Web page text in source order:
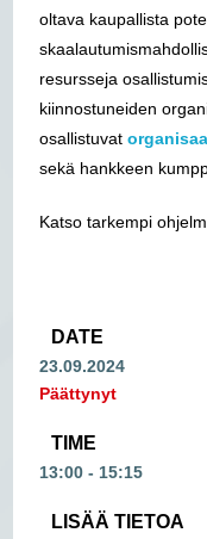
oltava kaupallista
resursseja
kiinnostuneiden
osallistuvat
sekä hankkeen
Katso tarkempi
DATE
23.09.2024
Päättynyt
TIME
13:00 - 15:15
LISÄÄ TIETOA